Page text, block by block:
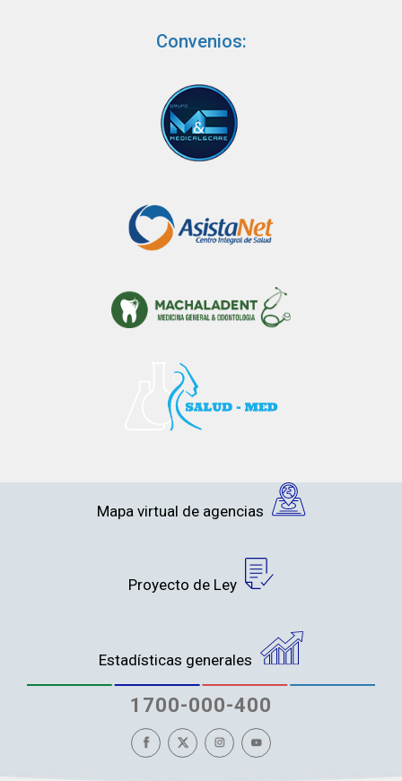
Convenios:
Mapa virtual de agencias
Proyecto de Ley
Estadísticas generales
1700-000-400